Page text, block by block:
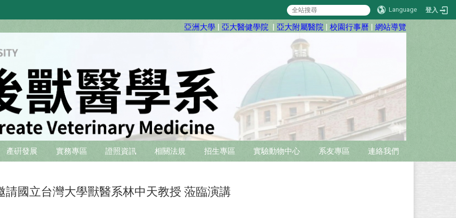
Language 登入
亞洲大學 | 亞大醫健學院 | 亞大附屬醫院 | 校園行事曆 | 網站導覽
產硏發展 實務專區 證照資訊 相關法規 招生專區 實驗動物中心 系友專區 連絡我們
請國立台灣大學獸醫系林中天教授 蒞臨演講